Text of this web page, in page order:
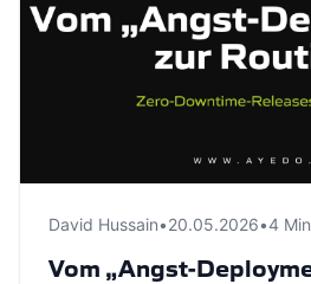
David Hussain•20.05.2026•4
Vom „Angst-